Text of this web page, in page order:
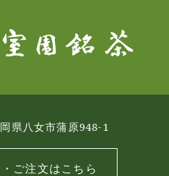
県八女市蒲原948-1
ご注文はこちら